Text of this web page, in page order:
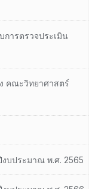
การตรวจประเมิน
คณะวิทยาศาสตร์
บประมาณ พ.ศ. 2565